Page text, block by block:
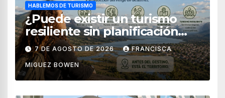
HABLEMOS DE TURISMO
¿Puede existir un turismo
resiliente sin planificación
territorial?
7 DE AGOSTO DE 2026 FRANCISCA
MIGUEZ BOWEN